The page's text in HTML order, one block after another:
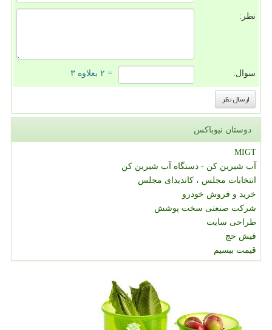
نظر:
سوال: = ۲ بعلاوه ۳
دوستان نیوباکس
MIGT
آب شیرین کن - دستگاه آب شیرین کن
انتخابات مجلس ، کاندیدای مجلس
خرید و فروش خودرو
شرکت صنعتی سخت پوشش
طراحی سایت
فیش حج
قیمت بیسیم